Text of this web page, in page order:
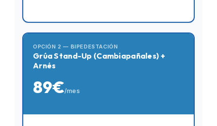
OPCIÓN 2 — BIPEDESTACIÓN
Grúa Stand-Up (Cambiapañales) +
Arnés
89€/mes